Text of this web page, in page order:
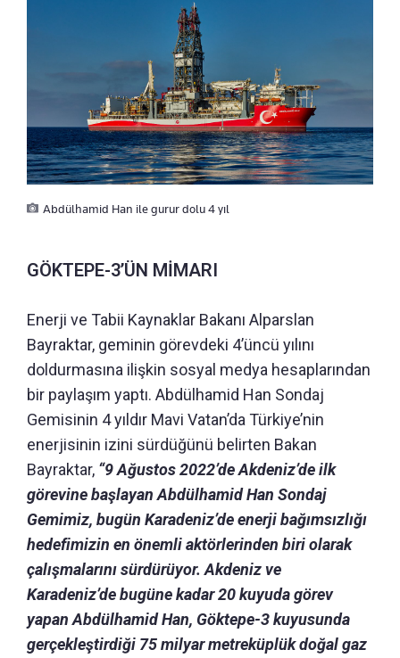
Abdülhamid Han ile gurur dolu 4 yıl
GÖKTEPE-3’ÜN MİMARI
Enerji ve Tabii Kaynaklar Bakanı Alparslan
Bayraktar, geminin görevdeki 4’üncü yılını
doldurmasına ilişkin sosyal medya hesaplarından
bir paylaşım yaptı. Abdülhamid Han Sondaj
Gemisinin 4 yıldır Mavi Vatan’da Türkiye’nin
enerjisinin izini sürdüğünü belirten Bakan
Bayraktar, “9 Ağustos 2022’de Akdeniz’de ilk
görevine başlayan Abdülhamid Han Sondaj
Gemimiz, bugün Karadeniz’de enerji bağımsızlığı
hedefimizin en önemli aktörlerinden biri olarak
çalışmalarını sürdürüyor. Akdeniz ve
Karadeniz’de bugüne kadar 20 kuyuda görev
yapan Abdülhamid Han, Göktepe-3 kuyusunda
gerçekleştirdiği 75 milyar metreküplük doğal gaz